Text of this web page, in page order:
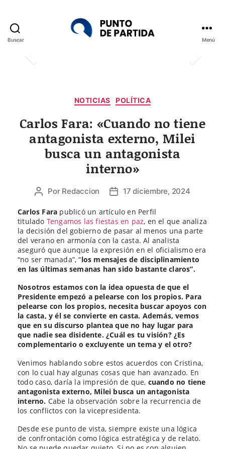
Buscar Menú
Categorías
NOTICIAS POLÍTICA
Carlos Fara: «Cuando no tiene
antagonista externo, Milei
busca un antagonista
interno»
Autor
la
entrada
Por Redaccion
Fecha
la
entrada
17 diciembre, 2024
Carlos Fara publicó un artículo en Perfil
titulado Tengamos las fiestas en paz, en el que analiza
la decisión del gobierno de pasar al menos una parte
del verano en armonía con la casta. Al analista
aseguró que aunque la expresión en el oficialismo era
“no ser manada”, “los mensajes de disciplinamiento
en las últimas semanas han sido bastante claros”.
Nosotros estamos con la idea opuesta de que el
Presidente empezó a pelearse con los propios. Para
pelearse con los propios, necesita buscar apoyos con
la casta, y él se convierte en casta. Además, vemos
que en su discurso plantea que no hay lugar para
que nadie sea disidente. ¿Cuál es tu visión? ¿Es
complementario o excluyente un tema y el otro?
Venimos hablando sobre estos acuerdos con Cristina,
con lo cual hay algunas cosas que han avanzado. En
todo caso, daría la impresión de que, cuando no tiene
antagonista externo, Milei busca un antagonista
interno. Cabe la observación sobre la recurrencia de
los conflictos con la vicepresidenta.
Desde ese punto de vista, siempre existe una lógica
de confrontación como lógica estratégica y de relato.